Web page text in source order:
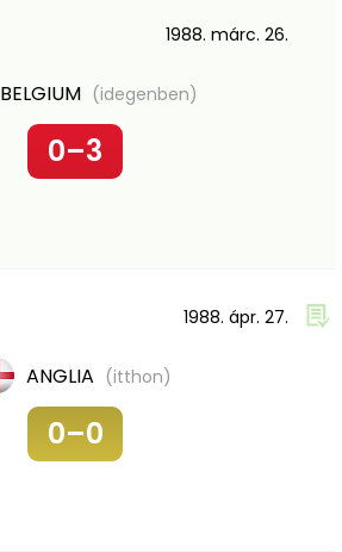
1988. márc. 26.
BELGIUM (idegenben)
0–3
1988. ápr. 27.
ANGLIA (itthon)
0–0